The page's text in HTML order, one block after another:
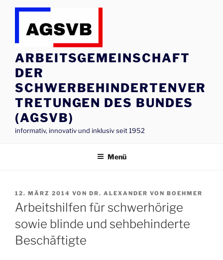
Zum
springen
ARBEITSGEMEINSCHAFT
DER
SCHWERBEHINDERTENVER
TRETUNGEN DES BUNDES
(AGSVB)
informativ, innovativ und inklusiv seit 1952
Menü
VERÖFFENTLICHT
AM
12. MÄRZ 2014 VON DR. ALEXANDER VON BOEHMER
Arbeitshilfen für schwerhörige
sowie blinde und sehbehinderte
Beschäftigte